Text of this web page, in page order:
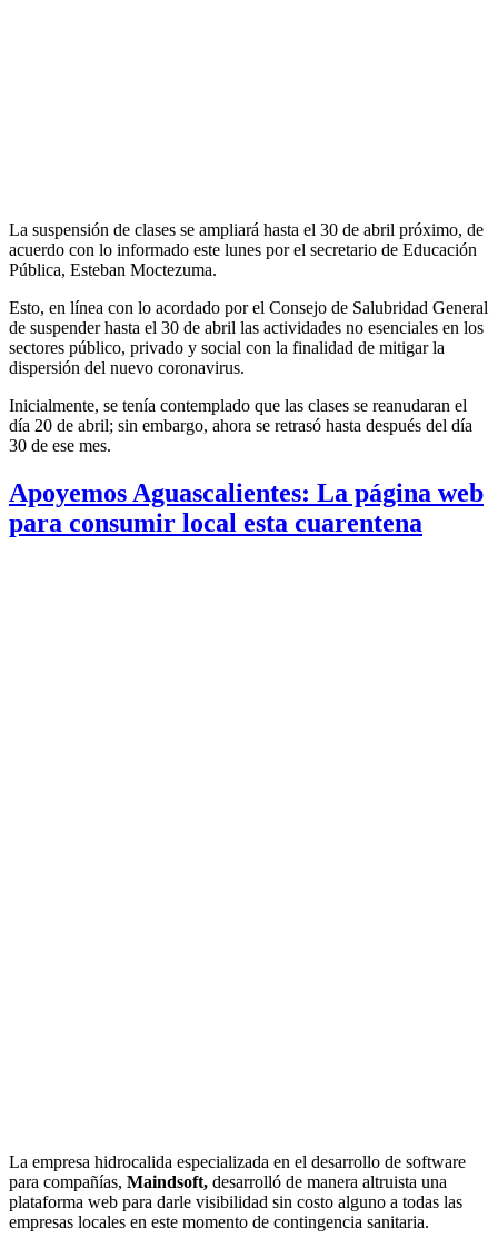
La suspensión de clases se ampliará hasta el 30 de abril próximo, de
acuerdo con lo informado este lunes por el secretario de Educación
Pública, Esteban Moctezuma.
Esto, en línea con lo acordado por el Consejo de Salubridad General
de suspender hasta el 30 de abril las actividades no esenciales en los
sectores público, privado y social con la finalidad de mitigar la
dispersión del nuevo coronavirus.
Inicialmente, se tenía contemplado que las clases se reanudaran el
día 20 de abril; sin embargo, ahora se retrasó hasta después del día
30 de ese mes.
Apoyemos Aguascalientes: La página web
para consumir local esta cuarentena
La empresa hidrocalida especializada en el desarrollo de software
para compañías, Maindsoft, desarrolló de manera altruista una
plataforma web para darle visibilidad sin costo alguno a todas las
empresas locales en este momento de contingencia sanitaria.